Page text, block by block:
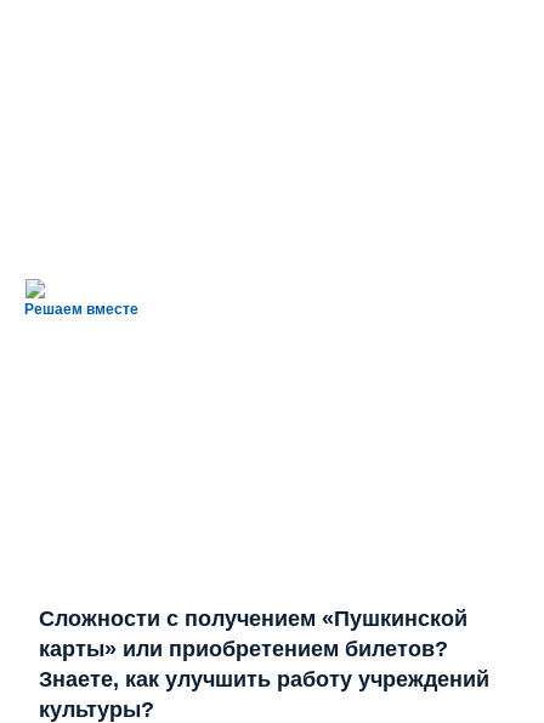
Решаем вместе
Сложности с получением «Пушкинской
карты» или приобретением билетов?
Знаете, как улучшить работу учреждений
культуры?